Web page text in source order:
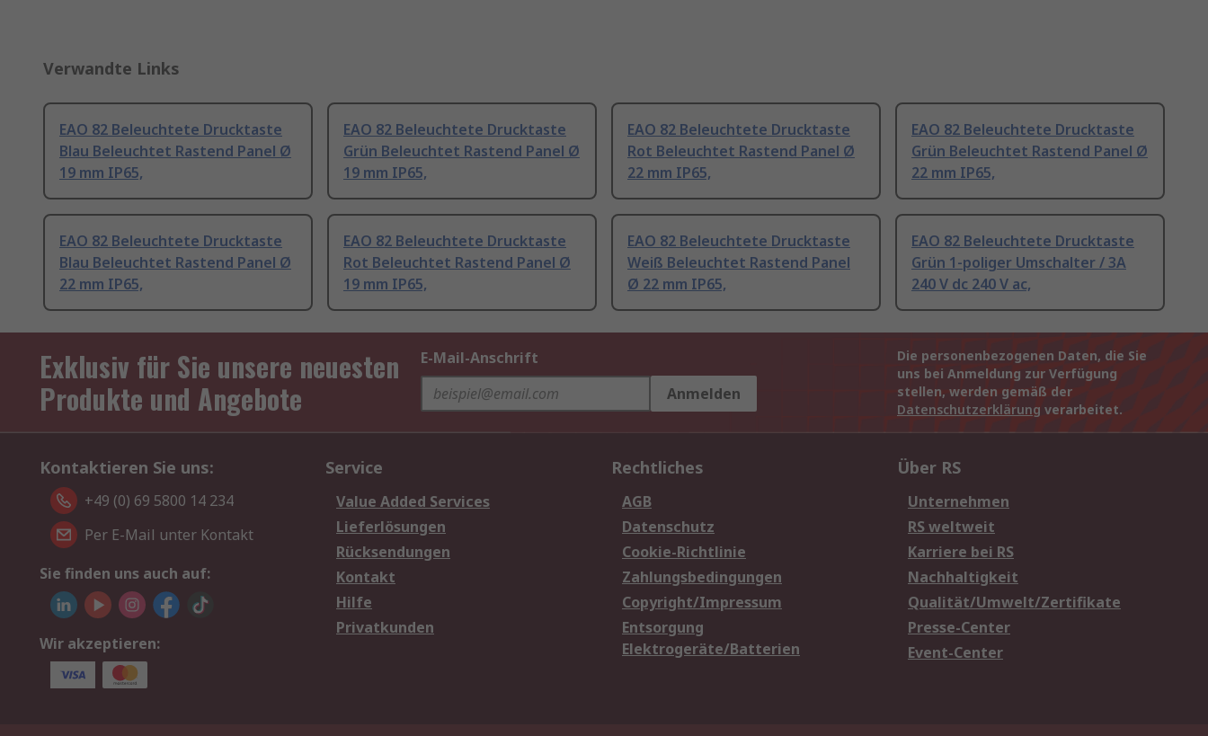
Verwandte Links
EAO 82 Beleuchtete Drucktaste
Blau Beleuchtet Rastend Panel Ø
19 mm IP65,
EAO 82 Beleuchtete Drucktaste
Grün Beleuchtet Rastend Panel Ø
19 mm IP65,
EAO 82 Beleuchtete Drucktaste
Rot Beleuchtet Rastend Panel Ø
22 mm IP65,
EAO 82 Beleuchtete Drucktaste
Grün Beleuchtet Rastend Panel Ø
22 mm IP65,
EAO 82 Beleuchtete Drucktaste
Blau Beleuchtet Rastend Panel Ø
22 mm IP65,
EAO 82 Beleuchtete Drucktaste
Rot Beleuchtet Rastend Panel Ø
19 mm IP65,
EAO 82 Beleuchtete Drucktaste
Weiß Beleuchtet Rastend Panel
Ø 22 mm IP65,
EAO 82 Beleuchtete Drucktaste
Grün 1-poliger Umschalter / 3A
240 V dc 240 V ac,
Exklusiv für Sie unsere neuesten
Produkte und Angebote
E-Mail-Anschrift
Anmelden
Die personenbezogenen Daten, die Sie
uns bei Anmeldung zur Verfügung
stellen, werden gemäß der
Datenschutzerklärung verarbeitet.
Kontaktieren Sie uns:
+49 (0) 69 5800 14 234
Per E-Mail unter Kontakt
Sie finden uns auch auf:
Wir akzeptieren:
Service
Value Added Services
Lieferlösungen
Rücksendungen
Kontakt
Hilfe
Privatkunden
Rechtliches
AGB
Datenschutz
Cookie-Richtlinie
Zahlungsbedingungen
Copyright/Impressum
Entsorgung
Elektrogeräte/Batterien
Über RS
Unternehmen
RS weltweit
Karriere bei RS
Nachhaltigkeit
Qualität/Umwelt/Zertifikate
Presse-Center
Event-Center